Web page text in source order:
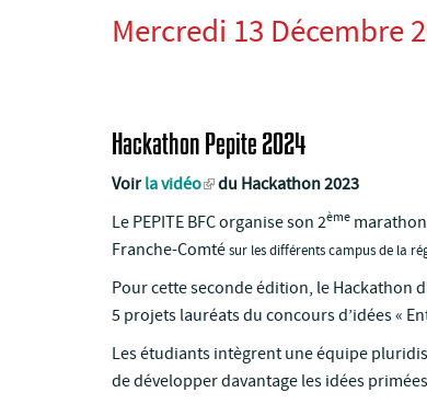
Mercredi 13 Décembre
Hackathon Pepite 2024
Voirla vidéo
du Hackathon 2023
Le PEPITE BFC organise son 2ème
Franche-Comtésur les différents campus de la
Pour cette seconde édition, le Hackathon
5 projets lauréats du concours d’idées «
Les étudiants intègrent une équipe
de développer davantage les idées